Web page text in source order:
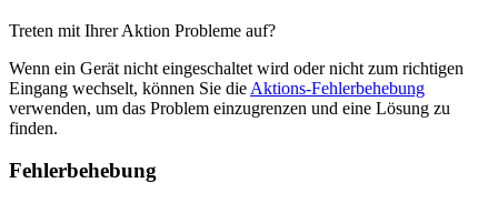
Treten mit Ihrer Aktion Probleme auf?
Wenn ein Gerät nicht eingeschaltet wird oder nicht zum richtigen
Eingang wechselt, können Sie die Aktions-Fehlerbehebung
verwenden, um das Problem einzugrenzen und eine Lösung zu
finden.
Fehlerbehebung